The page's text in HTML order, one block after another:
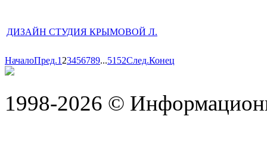
ДИЗАЙН СТУДИЯ КРЫМОВОЙ Л.
НачалоПред.1 23456789...51 52След.Конец
1998-2026 ©